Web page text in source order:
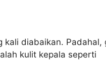
diabaikan. Padahal,
kulit kepala seperti